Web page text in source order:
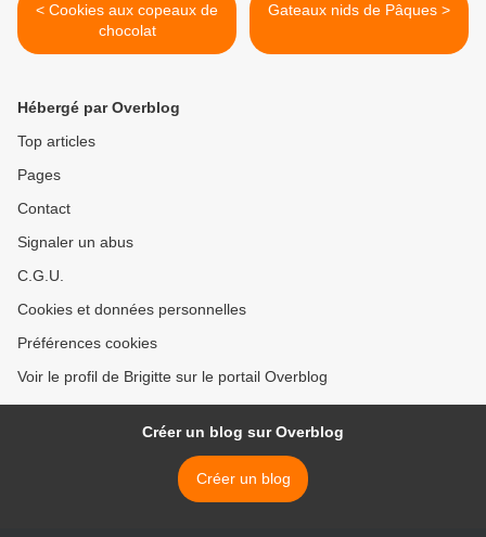
< Cookies aux copeaux de
chocolat
Gateaux nids de Pâques >
Hébergé par Overblog
Top articles
Pages
Contact
Signaler un abus
C.G.U.
Cookies et données personnelles
Préférences cookies
Voir le profil de Brigitte sur le portail Overblog
Créer un blog sur Overblog
Créer un blog